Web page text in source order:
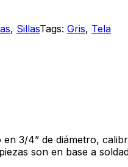
, SillasTags: Gris, Tela
3/4” de diámetro,
son en base a